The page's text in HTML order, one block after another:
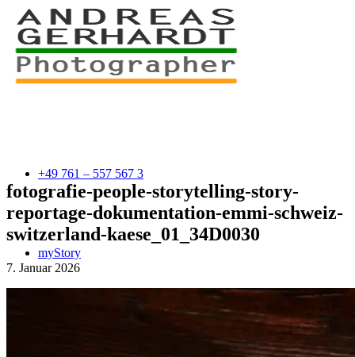
+49 761 – 557 567 3
myStory
fotografie-people-storytelling-story-
reportage-dokumentation-emmi-schweiz-
switzerland-kaese_01_34D0030
7. Januar 2026